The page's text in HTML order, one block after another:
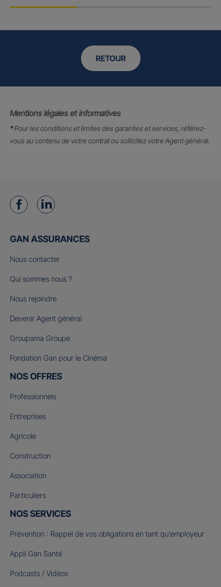
RETOUR
Mentions légales et informatives
*Pour les conditions et limites des garanties et services, référez-
vous au contenu de votre contrat ou sollicitez votre Agent général.
GAN ASSURANCES
Nous contacter
Qui sommes nous ?
Nous rejoindre
Devenir Agent général
Groupama Groupe
Fondation Gan pour le Cinéma
NOS OFFRES
Professionnels
Entreprises
Agricole
Construction
Association
Particuliers
NOS SERVICES
Prévention : Rappel de vos obligations en tant qu’employeur
Appli Gan Santé
Podcasts / Vidéos